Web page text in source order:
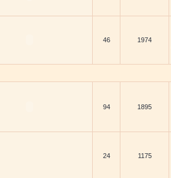
46 1974
94 1895
24 1175